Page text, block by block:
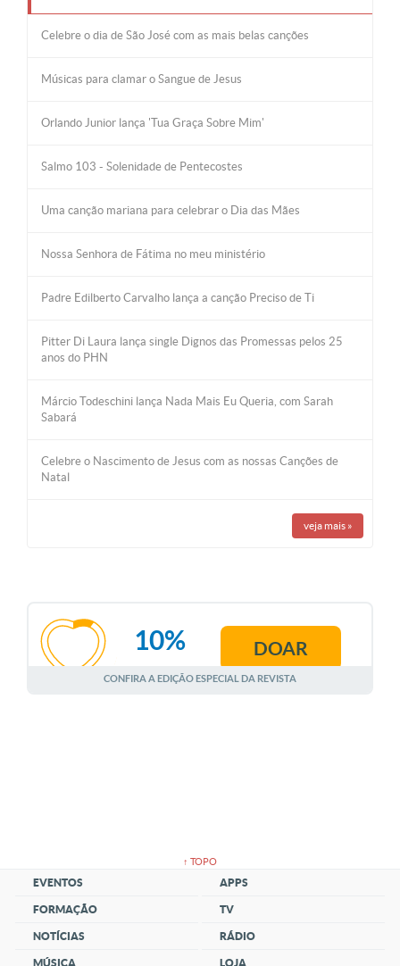
Celebre o dia de São José com as mais belas canções
Músicas para clamar o Sangue de Jesus
Orlando Junior lança 'Tua Graça Sobre Mim'
Salmo 103 - Solenidade de Pentecostes
Uma canção mariana para celebrar o Dia das Mães
Nossa Senhora de Fátima no meu ministério
Padre Edilberto Carvalho lança a canção Preciso de Ti
Pitter Di Laura lança single Dignos das Promessas pelos 25
anos do PHN
Márcio Todeschini lança Nada Mais Eu Queria, com Sarah
Sabará
Celebre o Nascimento de Jesus com as nossas Canções de
Natal
veja mais »
AGOSTO
10% DOAR
CONFIRA A EDIÇÃO ESPECIAL DA REVISTA
↑ TOPO
EVENTOS
FORMAÇÃO
NOTÍCIAS
MÚSICA
APPS
TV
RÁDIO
LOJA